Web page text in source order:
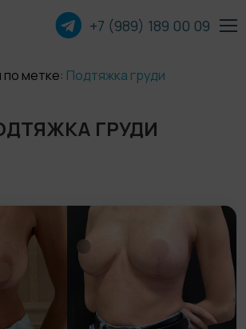
+7 (989) 189 00 09
по метке: Подтяжка груди
ГРУДИ